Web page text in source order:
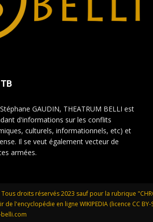
GAUDIN, THEATRUM BELLI est
d'informations sur les conflits
culturels, informationnels, etc) et
Il se veut également vecteur de
armées.
Tous droits réservés 2023 sauf pour la rubrique
l'encyclopédie en ligne WIKIPEDIA (licence CC BY-